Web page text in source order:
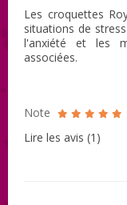
Les croquettes
situations de
l'anxiété et les
associées.
Note
Lire les avis (1 )